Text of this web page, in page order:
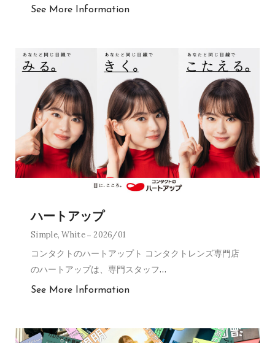
See More Information
ハートアップ
Simple,White 2026/01
コンタクトのハートアップト コンタクトレンズ専門店
のハートアップは、専門スタッフ…
See More Information